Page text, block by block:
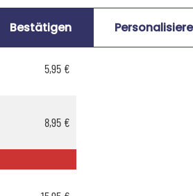
5,95 €
8,95 €
Bestätigen